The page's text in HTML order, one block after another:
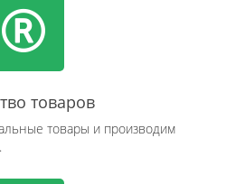
товаров
товары и производим